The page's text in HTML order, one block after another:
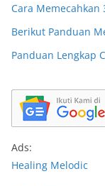
Cara
Berikut Panduan
Panduan Lengkap
Ads:
Healing Melodic